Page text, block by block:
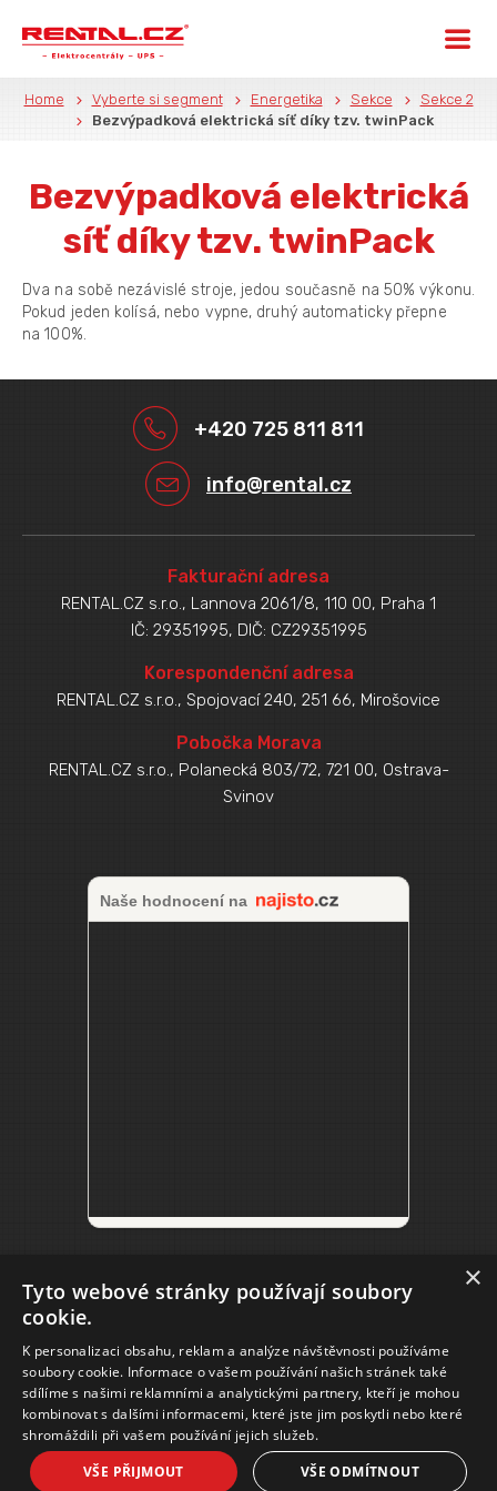
Home Vyberte si segment Energetika Sekce
Sekce 2
Bezvýpadková elektrická síť díky tzv. twinPack
Bezvýpadková elektrická
síť díky tzv. twinPack
Dva na sobě nezávislé stroje, jedou současně na 50% výkonu.
Pokud jeden kolísá, nebo vypne, druhý automaticky přepne
na 100%.
+420 725 811 811
info@rental.cz
Fakturační adresa
RENTAL.CZ s.r.o., Lannova 2061/8, 110 00, Praha 1
IČ: 29351995, DIČ: CZ29351995
Korespondenční adresa
RENTAL.CZ s.r.o., Spojovací 240, 251 66, Mirošovice
Pobočka Morava
RENTAL.CZ s.r.o., Polanecká 803/72, 721 00, Ostrava-
Svinov
Naše hodnocení na
2018 © RENTAL.CZ s.r.o.
Lannova 2061/8
110 00, Praha 1
×
Tyto webové stránky používají soubory
cookie.
K personalizaci obsahu, reklam a analýze návštěvnosti používáme
soubory cookie. Informace o vašem používání našich stránek také
sdílíme s našimi reklamními a analytickými partnery, kteří je mohou
kombinovat s dalšími informacemi, které jste jim poskytli nebo které
shromáždili při vašem používání jejich služeb.
VŠE PŘIJMOUT
VŠE ODMÍTNOUT